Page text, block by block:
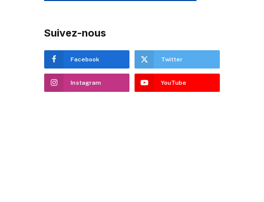
Suivez-nous
Facebook Twitter
Instagram YouTube